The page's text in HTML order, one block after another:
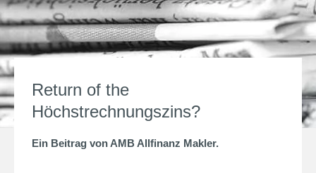
Return of the
Höchstrechnungszins?
Ein Beitrag von AMB Allfinanz Makler.